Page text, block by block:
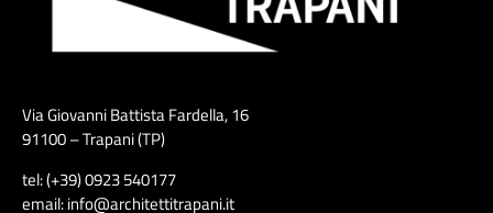
Via Giovanni Battista Fardella, 16
91100 – Trapani (TP)
tel: (+39) 0923 540177
email: info@architettitrapani.it